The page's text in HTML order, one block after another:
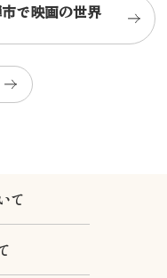
で映画の世界
て